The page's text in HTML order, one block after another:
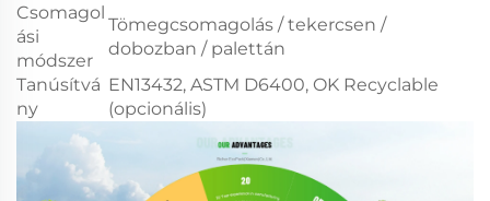
Csomagol
ási
módszer
Tömegcsomagolás / tekercsen /
dobozban / palettán
Tanúsítvá
ny
EN13432, ASTM D6400, OK Recyclable
(opcionális)